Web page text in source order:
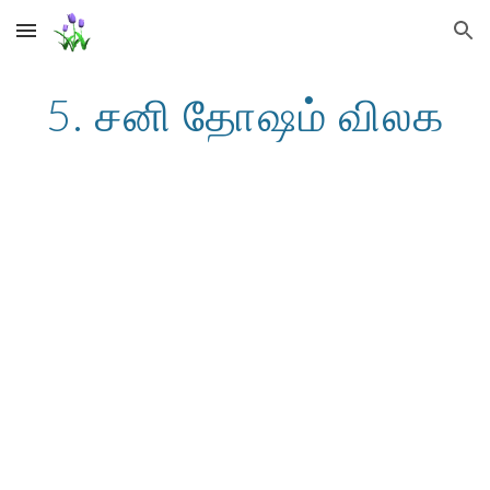
Skip to main content Skip to navigation
5. சனி தோஷம் விலக